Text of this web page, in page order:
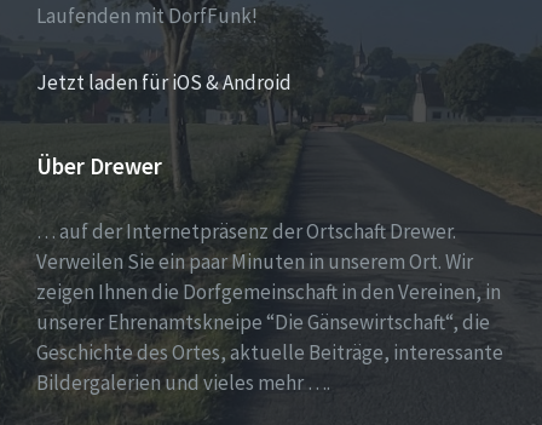
Laufenden mit DorfFunk!
Jetzt laden für iOS & Android
Über Drewer
… auf der Internetpräsenz der Ortschaft Drewer.
Verweilen Sie ein paar Minuten in unserem Ort. Wir
zeigen Ihnen die Dorfgemeinschaft in den Vereinen, in
unserer Ehrenamtskneipe “Die Gänsewirtschaft“, die
Geschichte des Ortes, aktuelle Beiträge, interessante
Bildergalerien und vieles mehr ….